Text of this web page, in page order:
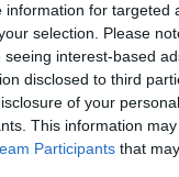
information for targeted
selection. Please
seeing interest-based
disclosed to third
of your
This information
Participants that